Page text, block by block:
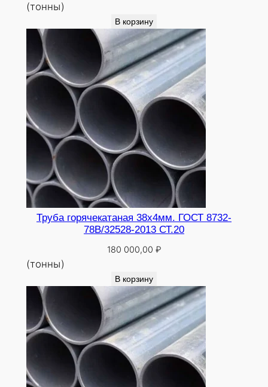
(тонны)
В корзину
Труба горячекатаная 38х4мм. ГОСТ 8732-
78В/32528-2013 СТ.20
180 000,00 ₽
(тонны)
В корзину